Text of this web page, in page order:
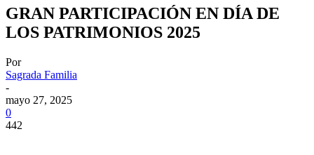
GRAN PARTICIPACIÓN EN DÍA DE
LOS PATRIMONIOS 2025
Por
Sagrada Familia
-
mayo 27, 2025
0
442